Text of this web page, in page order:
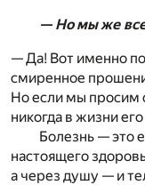
— Но мы же
— Да! Вот именно
смиренное
Но если мы просим
никогда в жизни
Болезнь — это
настоящего
а через душу — и